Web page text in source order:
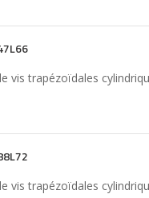
vis trapézoïdales
vis trapézoïdales